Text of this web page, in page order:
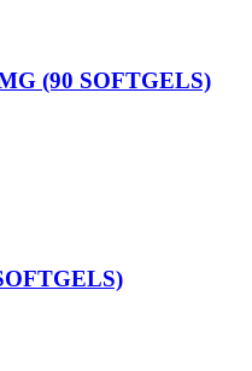
(90 SOFTGELS)